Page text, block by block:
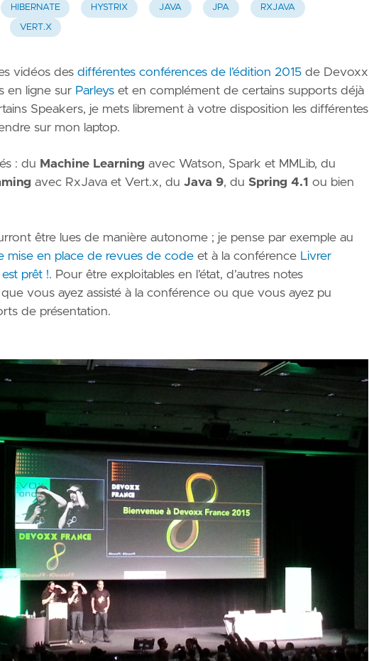
HIBERNATE HYSTRIX JAVA JPA RXJAVA
VERT.X
vidéos des différentes conférences de l’édition 2015de Devoxx
en ligne sur Parleyset en complément de certains supports déjà
Speakers, je mets librement à votre disposition les différentes
sur mon laptop.
: du Machine Learning avec Watson, Spark et MMLib, du
avec RxJava et Vert.x, du Java 9, du Spring 4.1 ou bien
être lues de manière autonome ; je pense par exemple au
mise en place de revues de codeet à la conférence Livrer
prêt !. Pour être exploitables en l’état, d’autres notes
vous ayez assisté à la conférence ou que vous ayez pu
de présentation.